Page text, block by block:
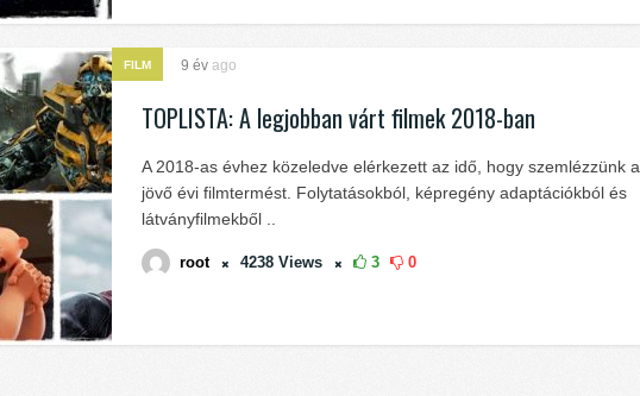
FILM 9 év ago
TOPLISTA: A legjobban várt filmek 2018-ban
A 2018-as évhez közeledve elérkezett az idő, hogy szemlézzünk a
jövő évi filmtermést. Folytatásokból, képregény adaptációkból és
látványfilmekből ..
root 4238 Views 3 0